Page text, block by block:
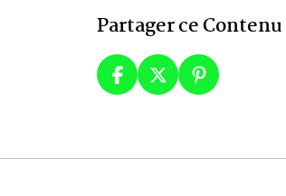
Partager ce Contenu